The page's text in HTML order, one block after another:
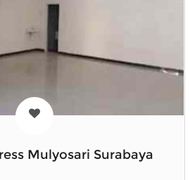
Mulyosari Surabaya